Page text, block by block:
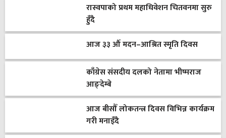
रास्वपाको प्रथम महाधिवेशन चितवनमा सुरु
हुँदै
आज ३३ औँ मदन–आश्रित स्मृति दिवस
काँग्रेस संसदीय दलको नेतामा भीष्मराज
आङ्देम्बे
आज बीसौँ लोकतन्त्र दिवस विभिन्न कार्यक्रम
गरी मनाइँदै